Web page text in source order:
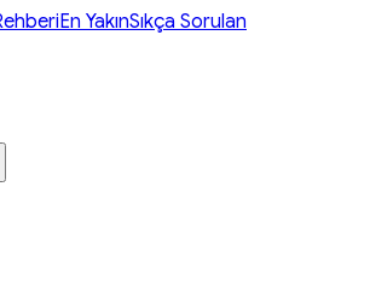
En YakınSıkça Sorulan